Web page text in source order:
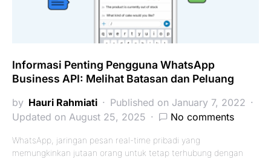
Informasi Penting Pengguna WhatsApp
Business API: Melihat Batasan dan Peluang
by Hauri Rahmiati
Published on January 7, 2022
Updated on August 25, 2025
No comments
WhatsApp, jaringan pesan real-time pribadi yang
memungkinkan jutaan orang untuk tetap terhubung dengan